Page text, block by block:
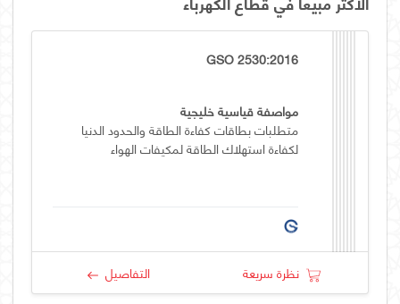
GSO 2530:2016
مواصفة قياسية خليجية
متطلبات بطاقات كفاءة الطاقة والحدود الدنيا
لكفاءة استهلاك الطاقة لمكيفات الهواء
نظرة سريعة التفاصيل